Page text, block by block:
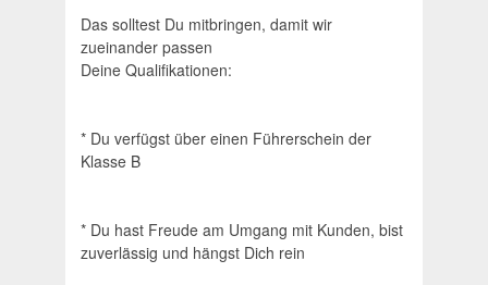
Das solltest Du mitbringen, damit wir
zueinander passen
Deine Qualifikationen:
* Du verfügst über einen Führerschein der
Klasse B
* Du hast Freude am Umgang mit Kunden, bist
zuverlässig und hängst Dich rein